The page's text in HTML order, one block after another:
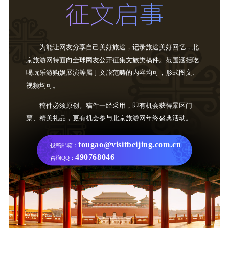
为能让网友分享自己美好旅途，记录旅途美好回忆，北
京旅游网特面向全球网友公开征集文旅类稿件。范围涵括吃
喝玩乐游购娱展演等属于文旅范畴的内容均可，形式图文、
视频均可。
稿件必须原创。稿件一经采用，即有机会获得景区门
票、精美礼品，更有机会参与北京旅游网年终盛典活动。
投稿邮箱： tougao@visitbeijing.com.cn
咨询QQ： 490768046